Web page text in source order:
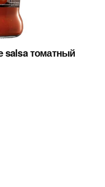
salsa томатный